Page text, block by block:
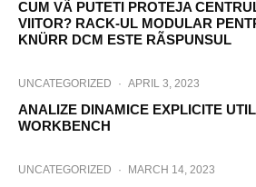
CUM VÃ PUTETI PROTEJA
VIITOR? RACK-UL MODULAR
KNÜRR DCM ESTE RÃSPUNSUL
UNCATEGORIZED · APRIL 3, 2023
ANALIZE DINAMICE EXPLICITE
WORKBENCH
UNCATEGORIZED · MARCH 14, 2023